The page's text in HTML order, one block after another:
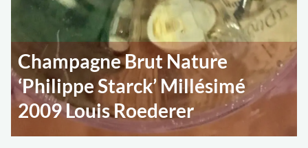
Champagne Brut Nature
‘Philippe Starck’ Millésimé
2009 Louis Roederer